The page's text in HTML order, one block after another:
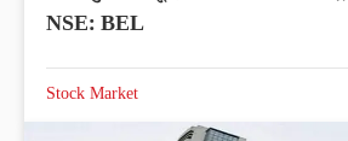
NSE: BEL
Stock Market